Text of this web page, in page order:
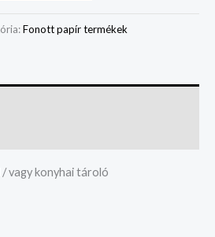
Fonott papír termékek
vagy konyhai tároló